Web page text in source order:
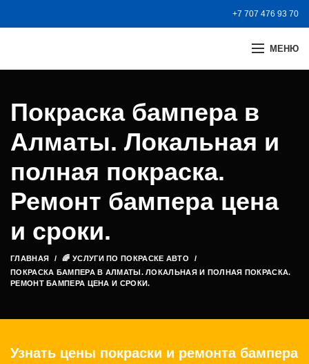
+7 707 476 93 70
МЕНЮ
Покраска бампера в
Алматы. Локальная и
полная покраска.
Ремонт бампера цена
и сроки.
ГЛАВНАЯ
🌈 УСЛУГИ ПО ПОКРАСКЕ АВТО
ПОКРАСКА БАМПЕРА В АЛМАТЫ. ЛОКАЛЬНАЯ И ПОЛНАЯ ПОКРАСКА.
РЕМОНТ БАМПЕРА ЦЕНА И СРОКИ.
Узнать цены покраски и ремонта бампера